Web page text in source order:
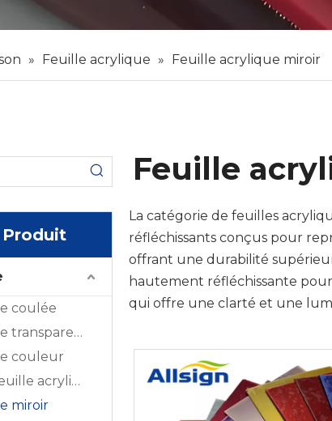
» Feuille acrylique » Feuille acrylique miroir
coulée
Feuille acrylique transparente
couleur
Extruder une feuille acrylique
miroir
Feuille
La catégorie de feuilles
réfléchissants conçus pour
offrant une durabilité
hautement réfléchissante
qui offre une clarté et une
salle de bain, les coiffeuses
susceptibles de se briser, nos
risque de blessure et
revêtement réfléchissant de
sous vide, garantissant une